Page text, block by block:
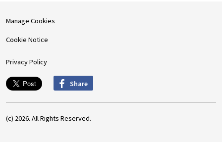
Manage Cookies
Cookie Notice
Privacy Policy
Share
(c) 2026. All Rights Reserved.